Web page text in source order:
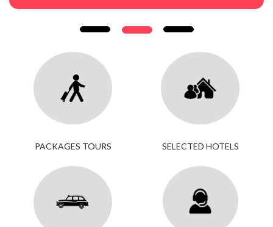
PACKAGES TOURS SELECTED HOTELS